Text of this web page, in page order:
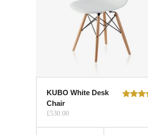
KUBO White Desk
Chair
£530.00